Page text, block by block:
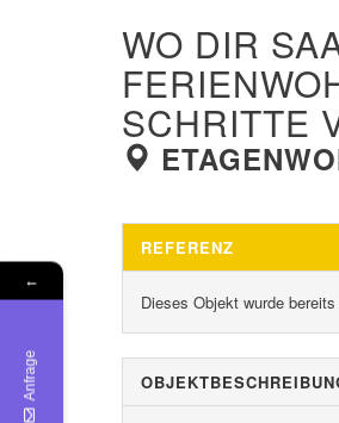
WO DIR
CHRITTE
REFERENZ
Dieses Objekt wurde
←
Anfrage